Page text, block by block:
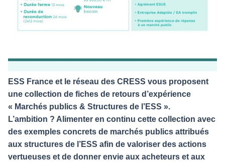
ESS France et le réseau des CRESS vous proposent
une collection de fiches de retours d’expérience
« Marchés publics & Structures de l’ESS ».
L’ambition ? Alimenter en continu cette collection avec
des exemples concrets de marchés publics attribués
aux structures de l’ESS afin de valoriser des actions
vertueuses et de donner envie aux acheteurs et aux